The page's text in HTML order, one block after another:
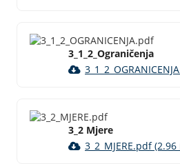
3_1_2_Ograničenja
3_2 Mjere
3_2_MJERE.pdf (2.96